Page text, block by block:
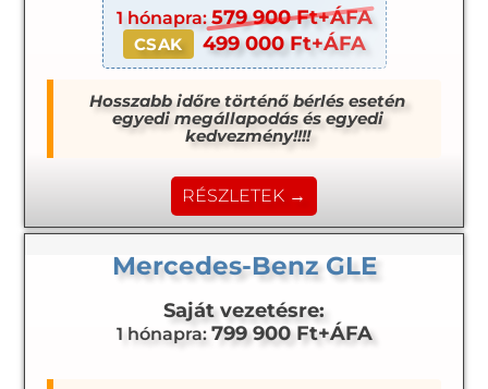
1 hónapra: 579 900 Ft+ÁFA
CSAK 499 000 Ft+ÁFA
Hosszabb időre történő bérlés esetén
egyedi megállapodás és egyedi
kedvezmény!!!!
RÉSZLETEK →
Mercedes-Benz GLE
Saját vezetésre:
1 hónapra: 799 900 Ft+ÁFA